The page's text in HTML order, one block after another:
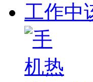
工作中